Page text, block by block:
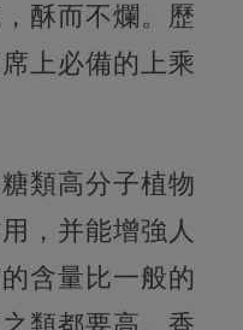
酥而不爛。歷
上必備的上乘
類高分子植物
，并能增強人
含量比一般的